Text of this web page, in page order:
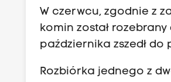
W czerwcu, zgodnie z
komin został
października zszedł
Rozbiórka jednego z